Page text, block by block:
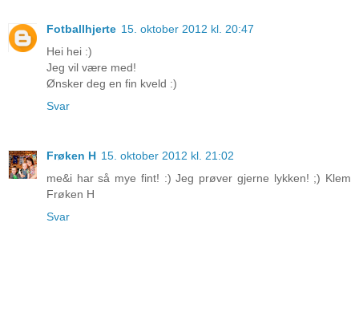
Fotballhjerte 15. oktober 2012 kl. 20:47
Hei hei :)
Jeg vil være med!
Ønsker deg en fin kveld :)
Svar
Frøken H 15. oktober 2012 kl. 21:02
me&i har så mye fint! :) Jeg prøver gjerne lykken! ;) Klem
Frøken H
Svar